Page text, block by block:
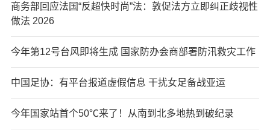
商务部回应法国“反超快时尚”法：敦促法方立即纠正歧视性
做法 2026
今年第12号台风即将生成 国家防办会商部署防汛救灾工作
中国足协：有平台报道虚假信息 干扰女足备战亚运
今年国家站首个50℃来了！从南到北多地热到破纪录